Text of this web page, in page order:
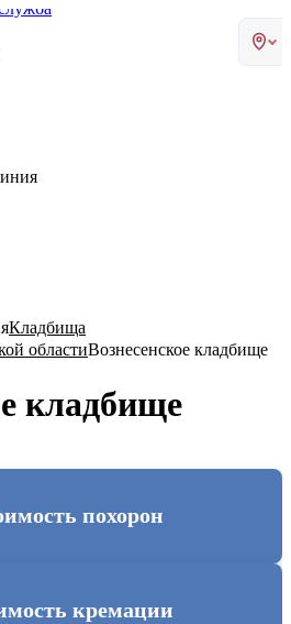
Кладбища
областиВознесенское кладбище
кладбище
похорон
кремации